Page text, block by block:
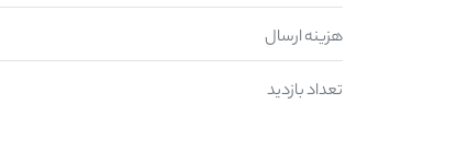
هزینه ارسال
تعداد بازدید